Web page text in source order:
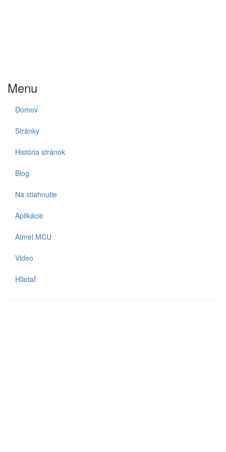
Menu
Domov
Stránky
História stránok
Blog
Na stiahnutie
Aplikácie
Atmel MCU
Video
Hľadať